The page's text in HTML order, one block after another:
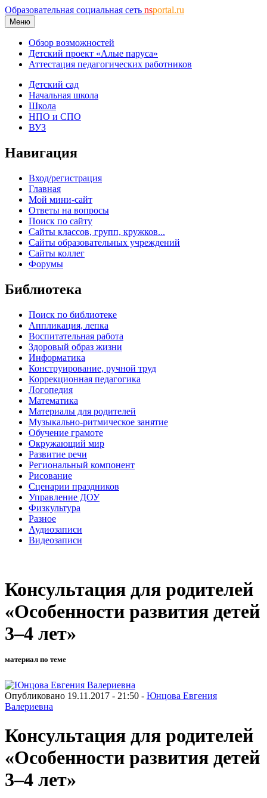
Образовательная социальная сеть nsportal.ru
Меню
Обзор возможностей
Детский проект «Алые паруса»
Аттестация педагогических работников
Детский сад
Начальная школа
Школа
НПО и СПО
ВУЗ
Навигация
Вход/регистрация
Главная
Мой мини-сайт
Ответы на вопросы
Поиск по сайту
Сайты классов, групп, кружков...
Сайты образовательных учреждений
Сайты коллег
Форумы
Библиотека
Поиск по библиотеке
Аппликация, лепка
Воспитательная работа
Здоровый образ жизни
Информатика
Конструирование, ручной труд
Коррекционная педагогика
Логопедия
Математика
Материалы для родителей
Музыкально-ритмическое занятие
Обучение грамоте
Окружающий мир
Развитие речи
Региональный компонент
Рисование
Сценарии праздников
Управление ДОУ
Физкультура
Разное
Аудиозаписи
Видеозаписи
Консультация для родителей
«Особенности развития детей
3–4 лет»
материал по теме
Опубликовано 19.11.2017 - 21:50 - Юнцова Евгения
Валериевна
Консультация для родителей
«Особенности развития детей
3–4 лет»